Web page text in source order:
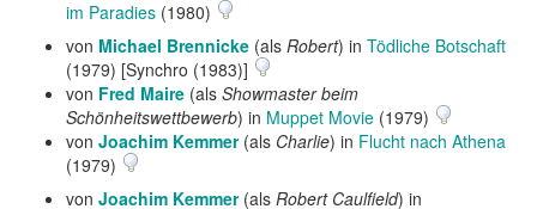
im Paradies (1980)
von Michael Brennicke (als Robert) in Tödliche Botschaft
(1979) [Synchro (1983)]
von Fred Maire (als Showmaster beim
Schönheitswettbewerb) in Muppet Movie (1979)
von Joachim Kemmer(als Charlie) in Flucht nach Athena
(1979)
von Joachim Kemmer(als Robert Caulfield) in